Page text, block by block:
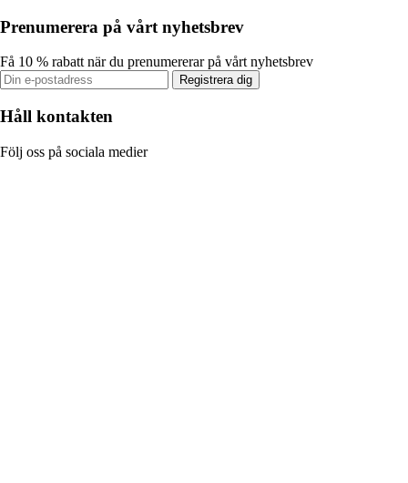
Prenumerera på vårt nyhetsbrev
Få 10 % rabatt när du prenumererar på vårt nyhetsbrev
Registrera dig
Håll kontakten
Följ oss på sociala medier